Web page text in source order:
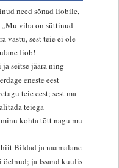
need sõnad Iiobile,
„Mu viha on süttinud
vastu, sest teie ei ole
Iiob!
seitse jäära ning
eneste eest
teie eest; sest ma
teiega
kohta tõtt nagu mu
Bildad ja naamalane
öelnud; ja Issand kuulis